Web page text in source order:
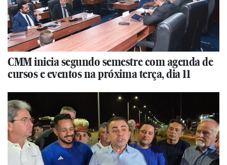
CMM inicia segundo semestre com agenda de
cursos e eventos na próxima terça, dia 11